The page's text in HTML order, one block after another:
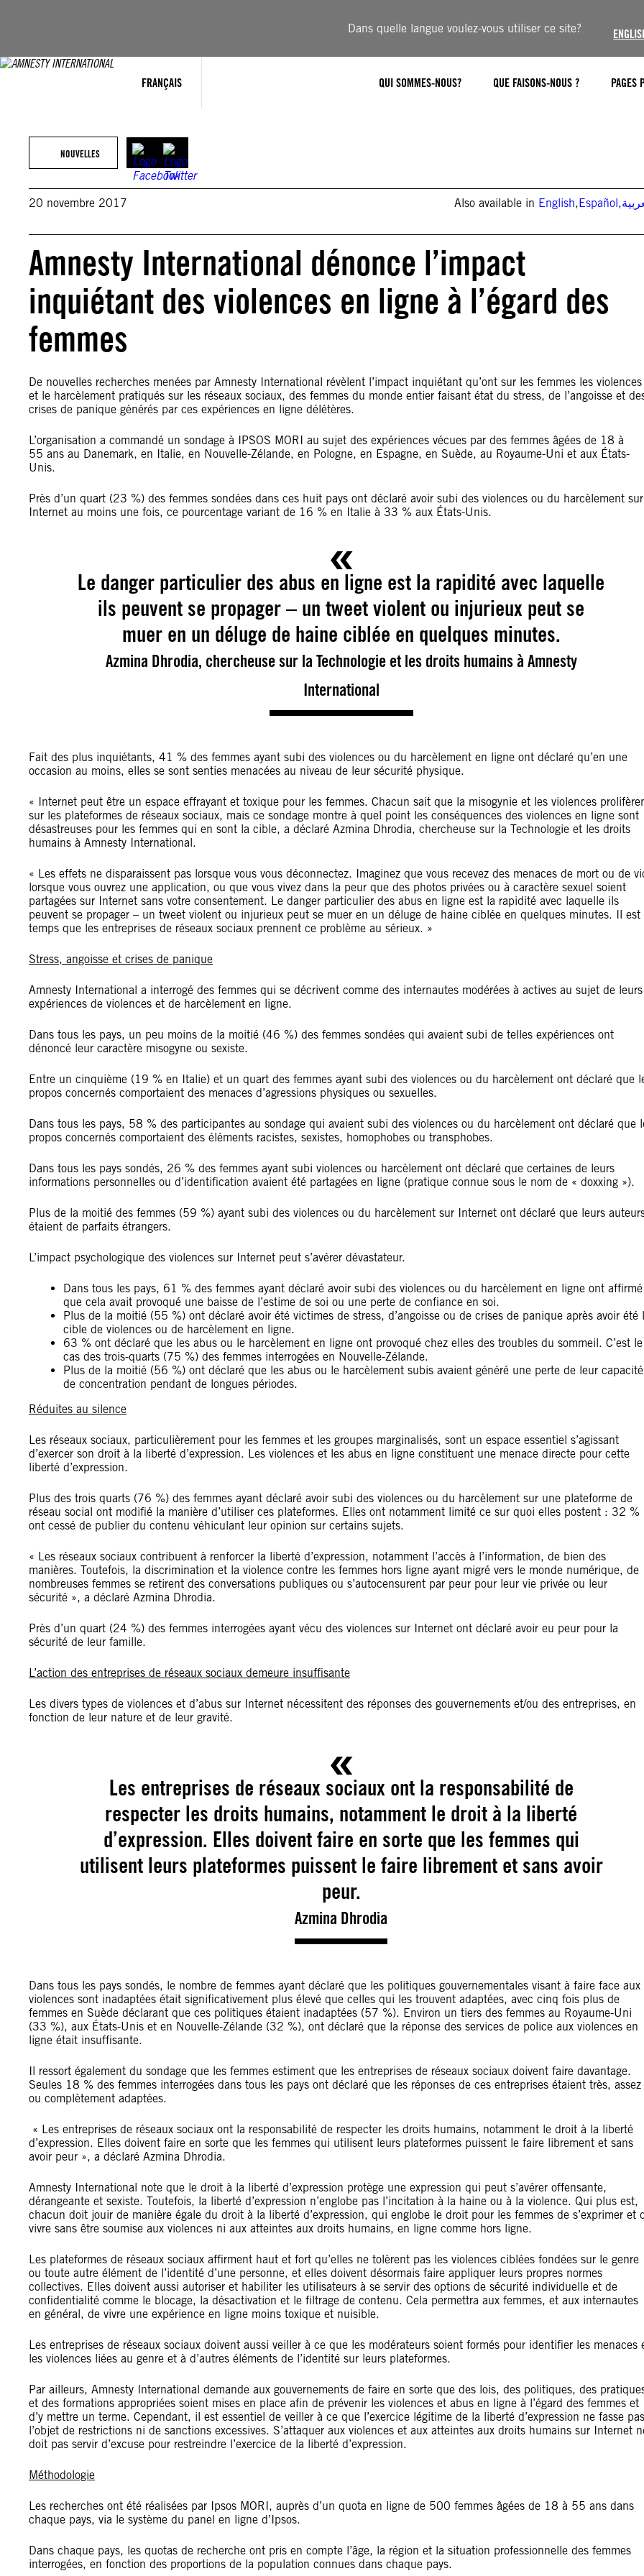
Dans quelle langue voulez-vous utiliser ce site?
FRANÇAIS QUI SOMMES-NOUS? QUE FAISONS-NOUS ? PAGES
NOUVELLES
20 novembre 2017 Also available in English,Español,
Amnesty International dénonce l’impact
inquiétant des violences en ligne à l’égard des
femmes
De nouvelles recherches menées par Amnesty International révèlent l’impact inquiétant qu’ont sur les femmes les violences
et le harcèlement pratiqués sur les réseaux sociaux, des femmes du monde entier faisant état du stress, de l’angoisse et
crises de panique générés par ces expériences en ligne délétères.
L’organisation a commandé un sondage à IPSOS MORI au sujet des expériences vécues par des femmes âgées de 18 à
55 ans au Danemark, en Italie, en Nouvelle-Zélande, en Pologne, en Espagne, en Suède, au Royaume-Uni et aux États-
Unis.
Près d’un quart (23 %) des femmes sondées dans ces huit pays ont déclaré avoir subi des violences ou du harcèlement sur
Internet au moins une fois, ce pourcentage variant de 16 % en Italie à 33 % aux États-Unis.
Le danger particulier des abus en ligne est la rapidité avec laquelle
ils peuvent se propager – un tweet violent ou injurieux peut se
muer en un déluge de haine ciblée en quelques minutes.
Azmina Dhrodia, chercheuse sur la Technologie et les droits humains à Amnesty
International
Fait des plus inquiétants, 41 % des femmes ayant subi des violences ou du harcèlement en ligne ont déclaré qu’en une
occasion au moins, elles se sont senties menacées au niveau de leur sécurité physique.
« Internet peut être un espace effrayant et toxique pour les femmes. Chacun sait que la misogynie et les violences
sur les plateformes de réseaux sociaux, mais ce sondage montre à quel point les conséquences des violences en ligne sont
désastreuses pour les femmes qui en sont la cible, a déclaré Azmina Dhrodia, chercheuse sur la Technologie et les droits
humains à Amnesty International.
« Les effets ne disparaissent pas lorsque vous vous déconnectez. Imaginez que vous recevez des menaces de mort ou de
lorsque vous ouvrez une application, ou que vous vivez dans la peur que des photos privées ou à caractère sexuel soient
partagées sur Internet sans votre consentement. Le danger particulier des abus en ligne est la rapidité avec laquelle ils
peuvent se propager – un tweet violent ou injurieux peut se muer en un déluge de haine ciblée en quelques minutes. Il est
temps que les entreprises de réseaux sociaux prennent ce problème au sérieux. »
Stress, angoisse et crises de panique
Amnesty International a interrogé des femmes qui se décrivent comme des internautes modérées à actives au sujet de leurs
expériences de violences et de harcèlement en ligne.
Dans tous les pays, un peu moins de la moitié (46 %) des femmes sondées qui avaient subi de telles expériences ont
dénoncé leur caractère misogyne ou sexiste.
Entre un cinquième (19 % en Italie) et un quart des femmes ayant subi des violences ou du harcèlement ont déclaré que
propos concernés comportaient des menaces d’agressions physiques ou sexuelles.
Dans tous les pays, 58 % des participantes au sondage qui avaient subi des violences ou du harcèlement ont déclaré que
propos concernés comportaient des éléments racistes, sexistes, homophobes ou transphobes.
Dans tous les pays sondés, 26 % des femmes ayant subi violences ou harcèlement ont déclaré que certaines de leurs
informations personnelles ou d’identification avaient été partagées en ligne (pratique connue sous le nom de « doxxing »).
Plus de la moitié des femmes (59 %) ayant subi des violences ou du harcèlement sur Internet ont déclaré que leurs
étaient de parfaits étrangers.
L’impact psychologique des violences sur Internet peut s’avérer dévastateur.
Dans tous les pays, 61 % des femmes ayant déclaré avoir subi des violences ou du harcèlement en ligne ont affirmé
que cela avait provoqué une baisse de l’estime de soi ou une perte de confiance en soi.
Plus de la moitié (55 %) ont déclaré avoir été victimes de stress, d’angoisse ou de crises de panique après avoir été
cible de violences ou de harcèlement en ligne.
63 % ont déclaré que les abus ou le harcèlement en ligne ont provoqué chez elles des troubles du sommeil. C’est le
cas des trois-quarts (75 %) des femmes interrogées en Nouvelle-Zélande.
Plus de la moitié (56 %) ont déclaré que les abus ou le harcèlement subis avaient généré une perte de leur capacité
de concentration pendant de longues périodes.
Réduites au silence
Les réseaux sociaux, particulièrement pour les femmes et les groupes marginalisés, sont un espace essentiel s’agissant
d’exercer son droit à la liberté d’expression. Les violences et les abus en ligne constituent une menace directe pour cette
liberté d’expression.
Plus des trois quarts (76 %) des femmes ayant déclaré avoir subi des violences ou du harcèlement sur une plateforme de
réseau social ont modifié la manière d’utiliser ces plateformes. Elles ont notamment limité ce sur quoi elles postent : 32 %
ont cessé de publier du contenu véhiculant leur opinion sur certains sujets.
« Les réseaux sociaux contribuent à renforcer la liberté d’expression, notamment l’accès à l’information, de bien des
manières. Toutefois, la discrimination et la violence contre les femmes hors ligne ayant migré vers le monde numérique, de
nombreuses femmes se retirent des conversations publiques ou s’autocensurent par peur pour leur vie privée ou leur
sécurité », a déclaré Azmina Dhrodia.
Près d’un quart (24 %) des femmes interrogées ayant vécu des violences sur Internet ont déclaré avoir eu peur pour la
sécurité de leur famille.
L’action des entreprises de réseaux sociaux demeure insuffisante
Les divers types de violences et d’abus sur Internet nécessitent des réponses des gouvernements et/ou des entreprises, en
fonction de leur nature et de leur gravité.
Les entreprises de réseaux sociaux ont la responsabilité de
respecter les droits humains, notamment le droit à la liberté
d’expression. Elles doivent faire en sorte que les femmes qui
utilisent leurs plateformes puissent le faire librement et sans avoir
peur.
Azmina Dhrodia
Dans tous les pays sondés, le nombre de femmes ayant déclaré que les politiques gouvernementales visant à faire face aux
violences sont inadaptées était significativement plus élevé que celles qui les trouvent adaptées, avec cinq fois plus de
femmes en Suède déclarant que ces politiques étaient inadaptées (57 %). Environ un tiers des femmes au Royaume-Uni
(33 %), aux États-Unis et en Nouvelle-Zélande (32 %), ont déclaré que la réponse des services de police aux violences en
ligne était insuffisante.
Il ressort également du sondage que les femmes estiment que les entreprises de réseaux sociaux doivent faire davantage.
Seules 18 % des femmes interrogées dans tous les pays ont déclaré que les réponses de ces entreprises étaient très, assez
ou complètement adaptées.
« Les entreprises de réseaux sociaux ont la responsabilité de respecter les droits humains, notamment le droit à la liberté
d’expression. Elles doivent faire en sorte que les femmes qui utilisent leurs plateformes puissent le faire librement et sans
avoir peur », a déclaré Azmina Dhrodia.
Amnesty International note que le droit à la liberté d’expression protège une expression qui peut s’avérer offensante,
dérangeante et sexiste. Toutefois, la liberté d’expression n’englobe pas l’incitation à la haine ou à la violence. Qui plus est,
chacun doit jouir de manière égale du droit à la liberté d’expression, qui englobe le droit pour les femmes de s’exprimer et
vivre sans être soumise aux violences ni aux atteintes aux droits humains, en ligne comme hors ligne.
Les plateformes de réseaux sociaux affirment haut et fort qu’elles ne tolèrent pas les violences ciblées fondées sur le genre
ou toute autre élément de l’identité d’une personne, et elles doivent désormais faire appliquer leurs propres normes
collectives. Elles doivent aussi autoriser et habiliter les utilisateurs à se servir des options de sécurité individuelle et de
confidentialité comme le blocage, la désactivation et le filtrage de contenu. Cela permettra aux femmes, et aux internautes
en général, de vivre une expérience en ligne moins toxique et nuisible.
Les entreprises de réseaux sociaux doivent aussi veiller à ce que les modérateurs soient formés pour identifier les menaces
les violences liées au genre et à d’autres éléments de l’identité sur leurs plateformes.
Par ailleurs, Amnesty International demande aux gouvernements de faire en sorte que des lois, des politiques, des
et des formations appropriées soient mises en place afin de prévenir les violences et abus en ligne à l’égard des femmes et
d’y mettre un terme. Cependant, il est essentiel de veiller à ce que l’exercice légitime de la liberté d’expression ne fasse pas
l’objet de restrictions ni de sanctions excessives. S’attaquer aux violences et aux atteintes aux droits humains sur Internet
doit pas servir d’excuse pour restreindre l’exercice de la liberté d’expression.
Méthodologie
Les recherches ont été réalisées par Ipsos MORI, auprès d’un quota en ligne de 500 femmes âgées de 18 à 55 ans dans
chaque pays, via le système du panel en ligne d’Ipsos.
Dans chaque pays, les quotas de recherche ont pris en compte l’âge, la région et la situation professionnelle des femmes
interrogées, en fonction des proportions de la population connues dans chaque pays.